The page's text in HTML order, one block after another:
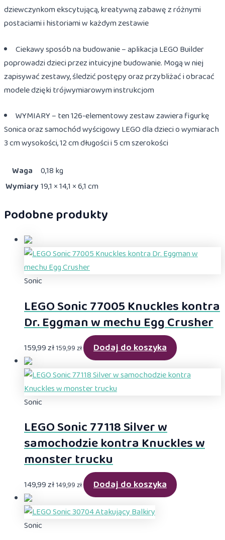
dziewczynkom ekscytującą, kreatywną zabawę z różnymi
postaciami i historiami w każdym zestawie
Ciekawy sposób na budowanie – aplikacja LEGO Builder
poprowadzi dzieci przez intuicyjne budowanie. Mogą w niej
zapisywać zestawy, śledzić postępy oraz przybliżać i obracać
modele dzięki trójwymiarowym instrukcjom
WYMIARY – ten 126-elementowy zestaw zawiera figurkę
Sonica oraz samochód wyścigowy LEGO dla dzieci o wymiarach
3 cm wysokości, 12 cm długości i 5 cm szerokości
Waga
0,18 kg
Wymiary19,1 × 14,1 × 6,1 cm
Podobne produkty
Sonic
LEGO Sonic 77005 Knuckles kontra
Dr. Eggman w mechu Egg Crusher
159,99zł159,99zł Dodaj do koszyka
Sonic
LEGO Sonic 77118 Silver w
samochodzie kontra Knuckles w
monster trucku
149,99zł149,99zł Dodaj do koszyka
Sonic